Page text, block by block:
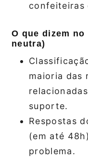
confeiteiras
O que dizem
neutra)
maioria das
suporte.
Respostas
(em até
problema.